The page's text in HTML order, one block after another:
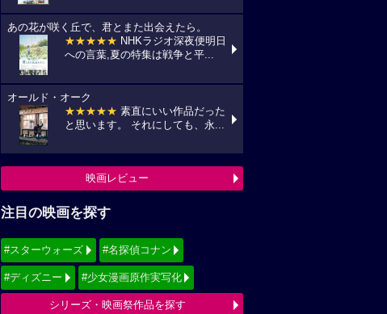
あの花が咲く丘で、君とまた出会えたら。
★★★★★ NHKラジオ深夜便明日
への言葉,夏の特集は戦争と平...
オールド・オーク
★★★★★ 素直にいい作品だった
と思います。 それにしても、永...
映画レビュー
注目の映画を探す
#スターウォーズ #名探偵コナン
#ディズニー #少女漫画原作実写化
シリーズ・映画祭作品を探す